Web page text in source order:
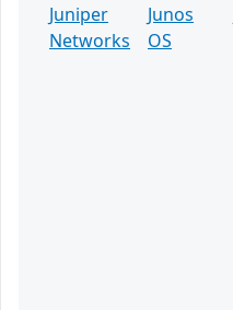
Juniper
Networks
Junos
OS